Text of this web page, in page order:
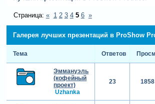
Галерея лучших презентаций в ProShow
Страница: « 1 2 3 4 5 6 »
Тема Ответов
Эммануэль
(кофейный
проект)
Uzhanka
23 1858